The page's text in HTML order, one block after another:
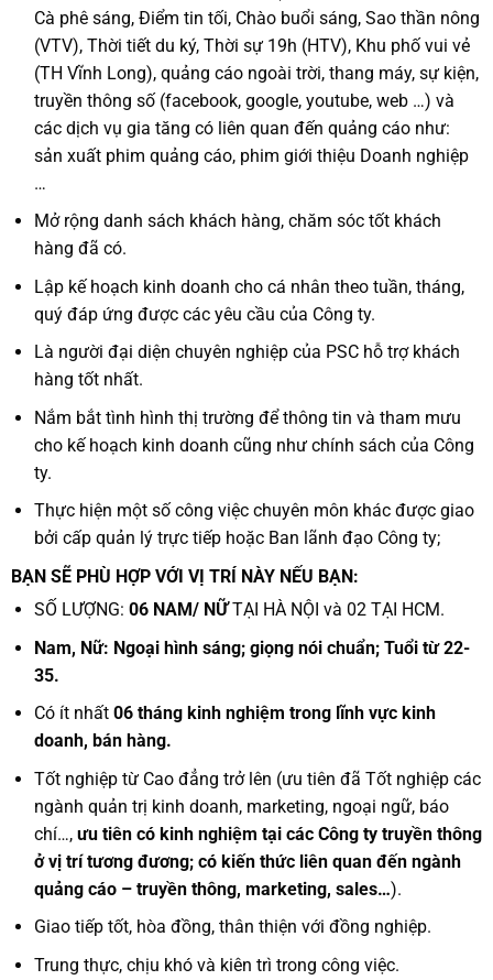
Cà phê sáng, Điểm tin tối, Chào buổi sáng, Sao thần nông
(VTV), Thời tiết du ký, Thời sự 19h (HTV), Khu phố vui vẻ
(TH Vĩnh Long), quảng cáo ngoài trời, thang máy, sự kiện,
truyền thông số (facebook, google, youtube, web …) và
các dịch vụ gia tăng có liên quan đến quảng cáo như:
sản xuất phim quảng cáo, phim giới thiệu Doanh nghiệp
…
Mở rộng danh sách khách hàng, chăm sóc tốt khách
hàng đã có.
Lập kế hoạch kinh doanh cho cá nhân theo tuần, tháng,
quý đáp ứng được các yêu cầu của Công ty.
Là người đại diện chuyên nghiệp của PSC hỗ trợ khách
hàng tốt nhất.
Nắm bắt tình hình thị trường để thông tin và tham mưu
cho kế hoạch kinh doanh cũng như chính sách của Công
ty.
Thực hiện một số công việc chuyên môn khác được giao
bởi cấp quản lý trực tiếp hoặc Ban lãnh đạo Công ty;
BẠN SẼ PHÙ HỢP VỚI VỊ TRÍ NÀY NẾU BẠN:
SỐ LƯỢNG: 06 NAM/ NỮTẠI HÀ NỘI và 02 TẠI HCM.
Nam, Nữ: Ngoại hình sáng; giọng nói chuẩn; Tuổi từ 22-
35.
Có ít nhất 06 tháng kinh nghiệm trong lĩnh vực kinh
doanh, bán hàng.
Tốt nghiệp từ Cao đẳng trở lên (ưu tiên đã Tốt nghiệp các
ngành quản trị kinh doanh, marketing, ngoại ngữ, báo
chí…, ưu tiên có kinh nghiệm tại các Công ty truyền thông
ở vị trí tương đương; có kiến thức liên quan đến ngành
quảng cáo – truyền thông, marketing, sales…).
Giao tiếp tốt, hòa đồng, thân thiện với đồng nghiệp.
Trung thực, chịu khó và kiên trì trong công việc.